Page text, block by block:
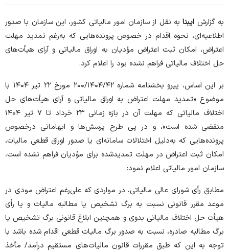
به گزارش ایبنا به نقل از سازمان امور مالیاتی کشور، این سازمان با صدور
اطلاعیه‌ای، نحوه اقدام در خصوص پرونده‌هایی که به‌رغم تمدید مهلت
اعتراض، امکان ثبت اعتراض مؤدیان به اوراق مالیاتی و آرای هیأت‌های
حل اختلاف مالیاتی فراهم نشده بود را اعلام کرد.
بر این اساس، پیرو بخشنامه شماره ۲۰۰/۱۴۰۴/۴۲ مورخ ۲۲ تیر ۱۴۰۴ با
موضوع «تمدید مهلت اعتراض به اوراق مالیاتی و آرای هیأت‌های حل
اختلاف مالیاتی که مهلت آن در بازه زمانی ۲۳ خرداد تا ۷ تیر ۱۴۰۴
منقضی شده است»، و در پی طرح پرسش‌ها و ابهاماتی درخصوص
پرونده‌هایی که به‌دلیل اختلالات سامانه‌ای یا صدور اوراق قطعی مالیات،
امکان ثبت اعتراض در مهلت تمدیدشده برای مؤدیان فراهم نشده است،
سازمان امور مالیاتی اعلام نمود:
مطابق رأی شورای عالی مالیاتی، در مواردی که علی‌رغم اعتراض مودی در
موعد مقرر قانونی نسبت به برگ تشخیص یا مطالبه مالیات و یا رأی
هیأت حل اختلاف مالیاتی بدوی و همچنین ابلاغ قانونی برگ تشخیص یا
برگ مطالبه صادره، نسبت به صدور برگ مالیات قطعی اقدام شده باشد با
توجه به این که طبق مقررات قانون مالیات‌های مستقیم درآمد/ مأخذ